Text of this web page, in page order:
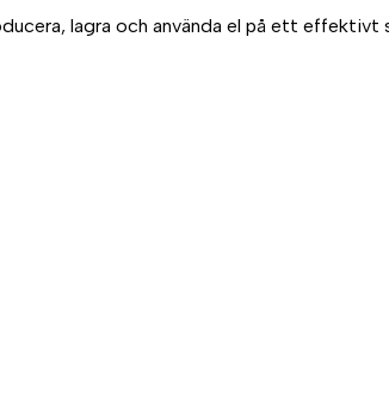
lagra och använda el på ett